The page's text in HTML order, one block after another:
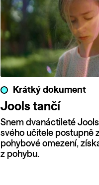
Krátký dokument
Jools tančí
Snem dvanáctileté
svého učitele postupně
pohybové omezení,
z pohybu.